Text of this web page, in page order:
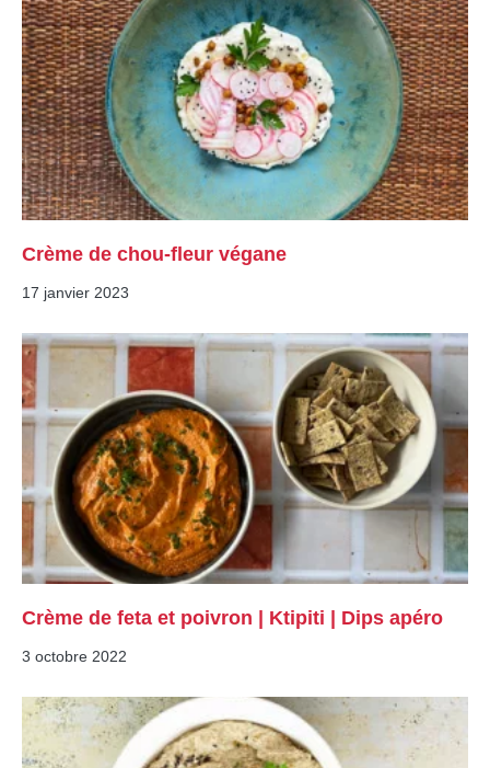
Crème de chou-fleur végane
17 janvier 2023
Crème de feta et poivron | Ktipiti | Dips apéro
3 octobre 2022